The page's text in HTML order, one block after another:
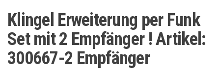
Klingel Erweiterung per Funk
Set mit 2 Empfänger ! Artikel:
300667-2 Empfänger